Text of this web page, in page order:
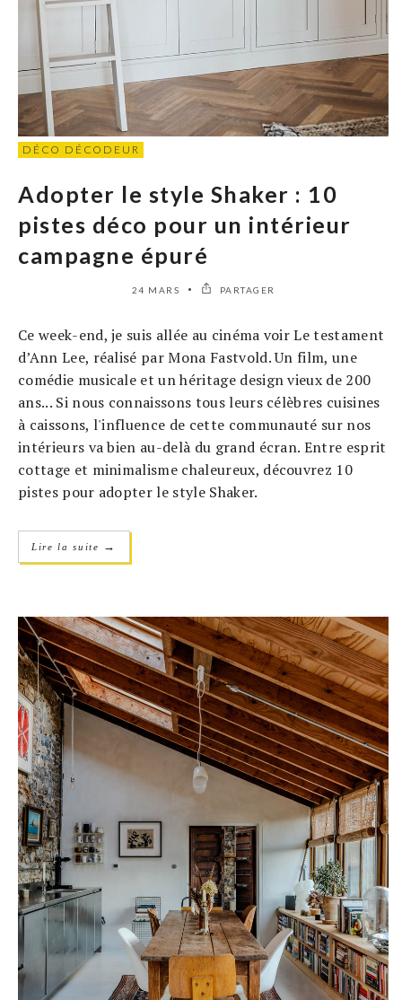
DÉCO DÉCODEUR
Adopter le style Shaker : 10
pistes déco pour un intérieur
campagne épuré
24 MARS PARTAGER
Ce week-end, je suis allée au cinéma voir Le testament
d’Ann Lee, réalisé par Mona Fastvold. Un film, une
comédie musicale et un héritage design vieux de 200
ans... Si nous connaissons tous leurs célèbres cuisines
à caissons, l'influence de cette communauté sur nos
intérieurs va bien au-delà du grand écran. Entre esprit
cottage et minimalisme chaleureux, découvrez 10
pistes pour adopter le style Shaker.
Lire la suite →